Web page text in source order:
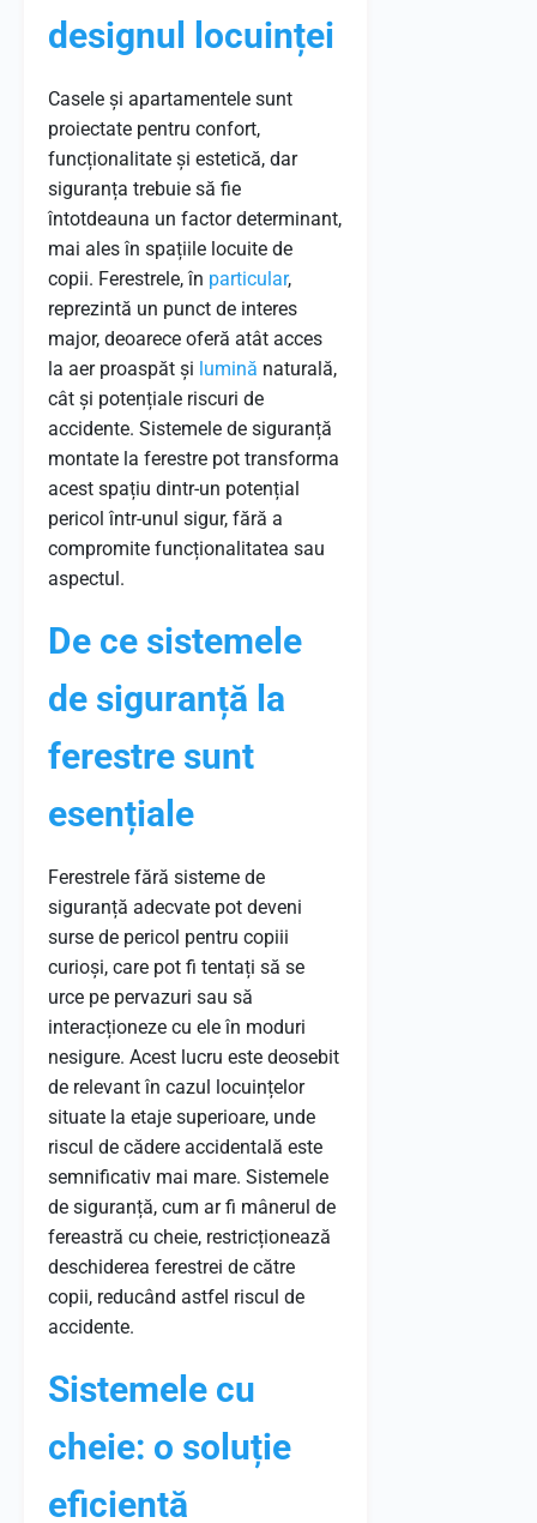
designul locuinței
Casele și apartamentele sunt
proiectate pentru confort,
funcționalitate și estetică, dar
siguranța trebuie să fie
întotdeauna un factor determinant,
mai ales în spațiile locuite de
copii. Ferestrele, în particular,
reprezintă un punct de interes
major, deoarece oferă atât acces
la aer proaspăt și lumină naturală,
cât și potențiale riscuri de
accidente. Sistemele de siguranță
montate la ferestre pot transforma
acest spațiu dintr-un potențial
pericol într-unul sigur, fără a
compromite funcționalitatea sau
aspectul.
De ce sistemele
de siguranță la
ferestre sunt
esențiale
Ferestrele fără sisteme de
siguranță adecvate pot deveni
surse de pericol pentru copiii
curioși, care pot fi tentați să se
urce pe pervazuri sau să
interacționeze cu ele în moduri
nesigure. Acest lucru este deosebit
de relevant în cazul locuințelor
situate la etaje superioare, unde
riscul de cădere accidentală este
semnificativ mai mare. Sistemele
de siguranță, cum ar fi mânerul de
fereastră cu cheie, restricționează
deschiderea ferestrei de către
copii, reducând astfel riscul de
accidente.
Sistemele cu
cheie: o soluție
eficientă